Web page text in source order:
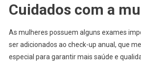
Cuidados com a
As mulheres possuem alguns exames
ser adicionados ao check-up anual, que
especial para garantir mais saúde e